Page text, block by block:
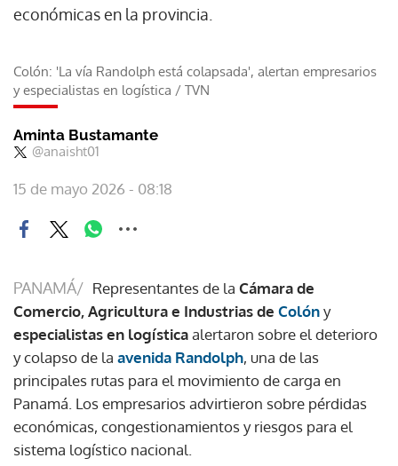
económicas en la provincia.
Colón: 'La vía Randolph está colapsada', alertan empresarios
y especialistas en logística / TVN
Aminta Bustamante
@anaisht01
15 de mayo 2026 - 08:18
PANAMÁ/ Representantes de la Cámara de
Comercio, Agricultura e Industrias de Colóny
especialistas en logísticaalertaron sobre el deterioro
y colapso de la avenida Randolph, una de las
principales rutas para el movimiento de carga en
Panamá. Los empresarios advirtieron sobre pérdidas
económicas, congestionamientos y riesgos para el
sistema logístico nacional.